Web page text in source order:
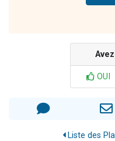
OUI
Liste des